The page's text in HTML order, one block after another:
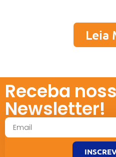
Leia
Receba
Newsletter!